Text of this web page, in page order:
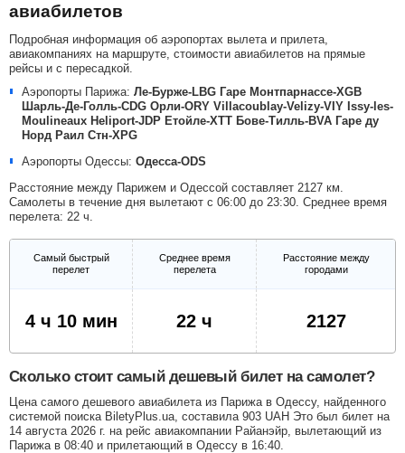
авиабилетов
Подробная информация об аэропортах вылета и прилета,
авиакомпаниях на маршруте, стоимости авиабилетов на прямые
рейсы и с пересадкой.
Аэропорты Парижа: Ле-Бурже-LBG Гаре Монтпарнассе-XGB
Шарль-Де-Голль-CDG Орли-ORY Villacoublay-Velizy-VIY Issy-les-
Moulineaux Heliport-JDP Етойле-XTT Бове-Тилль-BVA Гаре ду
Норд Раил Стн-XPG
Аэропорты Одессы: Одесса-ODS
Расстояние между Парижем и Одессой составляет 2127 км.
Самолеты в течение дня вылетают с 06:00 до 23:30. Среднее время
перелета: 22 ч.
Самый быстрый
перелет
Среднее время
перелета
Расстояние между
городами
4 ч 10 мин 22 ч 2127
Сколько стоит самый дешевый билет на самолет?
Цена самого дешевого авиабилета из Парижа в Одессу, найденного
системой поиска BiletyPlus.ua, составила 903 UAH Это был билет на
14 августа 2026 г. на рейс авиакомпании Райанэйр, вылетающий из
Парижа в 08:40 и прилетающий в Одессу в 16:40.